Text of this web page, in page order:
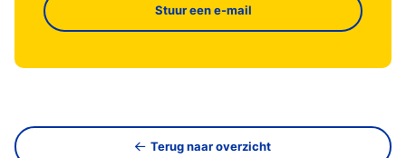
Stuur een e-mail
Terug naar overzicht